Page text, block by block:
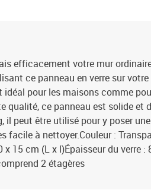
efficacement votre mur
ce panneau en verre sur
idéal pour les maisons comme
qualité, ce panneau est solide et
il peut être utilisé pour y poser
facile à nettoyer.Couleur :
x 15 cm (L x l)Épaisseur du verre :
2 étagères